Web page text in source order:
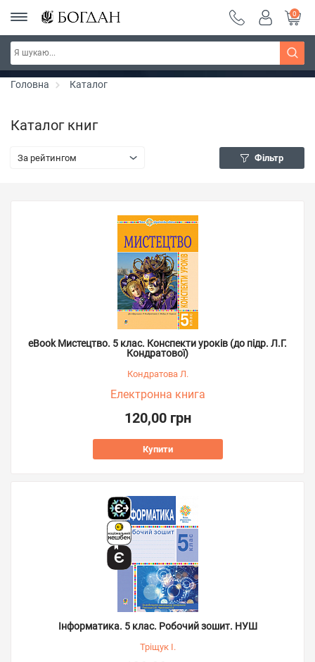
Серія "Чейзіана" ~ знижка 20%
0
Головна Каталог
Каталог книг
За рейтингом Фільтр
eBook Мистецтво. 5 клас. Конспекти уроків (до підр. Л.Г.
Кондратової)
Кондратова Л.
Електронна книга
120,00 грн
Купити
Інформатика. 5 клас. Робочий зошит. НУШ
Тріщук І.